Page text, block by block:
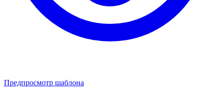
Предпросмотр шаблона